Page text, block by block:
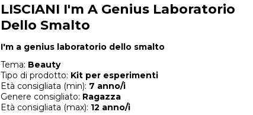
LISCIANI I'm A Genius Laboratorio
Dello Smalto
I'm a genius laboratorio dello smalto
Tema: Beauty
Tipo di prodotto: Kit per esperimenti
Età consigliata (min): 7 anno/i
Genere consigliato: Ragazza
Età consigliata (max): 12 anno/i